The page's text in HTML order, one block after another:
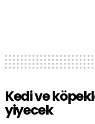
Kedi ve
yiyecek